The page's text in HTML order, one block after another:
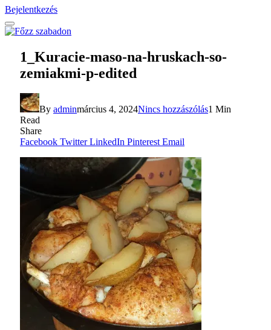
Bejelentkezés
1_Kuracie-maso-na-hruskach-so-
zemiakmi-p-edited
By adminmárcius 4, 2024Nincs hozzászólás1 Min
Read
Share
Facebook Twitter LinkedIn Pinterest Email